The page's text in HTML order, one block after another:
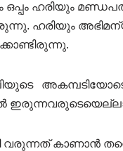
ഹരിയും
ഹരിയും
അകമ്പടിയോടെ
വരുന്നത്